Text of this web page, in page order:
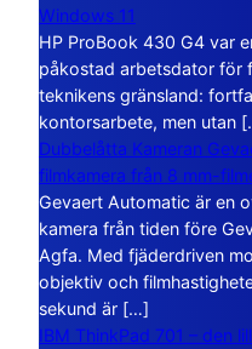
Windows 11
HP ProBook 430 G4 var
påkostad arbetsdator för
teknikens gränsland:
kontorsarbete, men utan
Dubbelåtta Kameran
filmkamera från 8 mm-
Gevaert Automatic är en
kamera från tiden före
Agfa. Med fjäderdriven
objektiv och
sekund är […]
IBM ThinkPad 701 – den